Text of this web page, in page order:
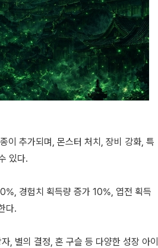
이 추가되며, 몬스터 처치, 장비 강화, 특
있다.
경험치 획득량 증가 10%, 엽전 획득
다.
, 별의 결정, 혼 구슬 등 다양한 성장 아이